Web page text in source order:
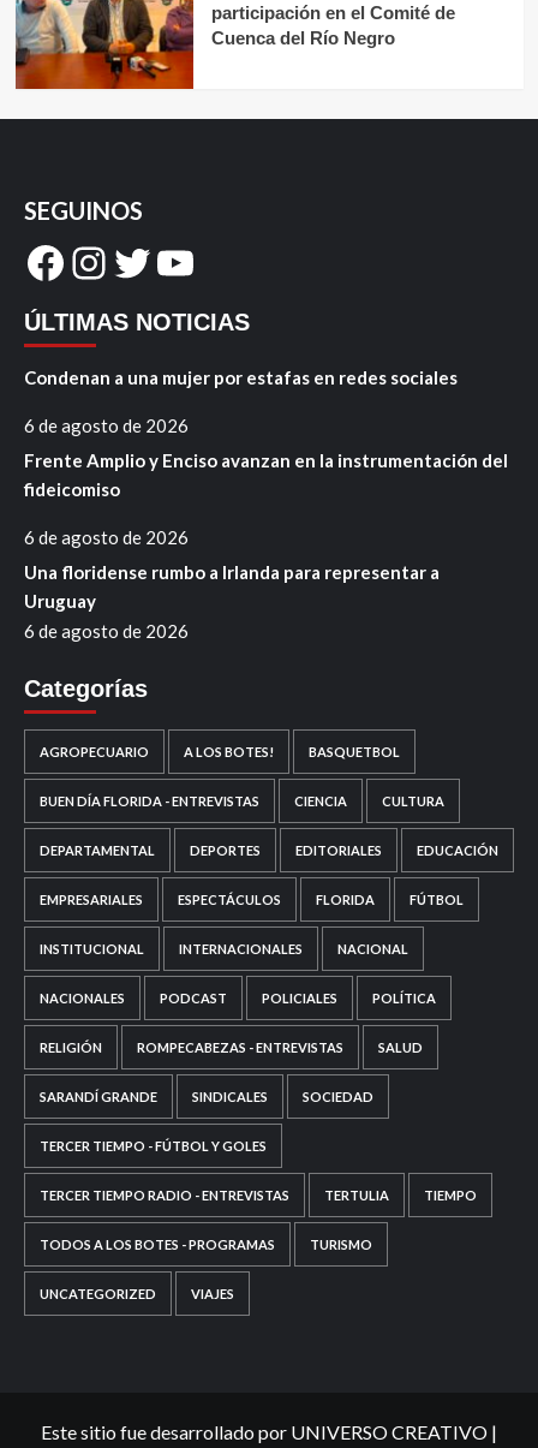
participación en el Comité de
Cuenca del Río Negro
SEGUINOS
Facebook
Instagram
Twitter
YouTube
ÚLTIMAS NOTICIAS
Condenan a una mujer por estafas en redes sociales
6 de agosto de 2026
Frente Amplio y Enciso avanzan en la instrumentación del
fideicomiso
6 de agosto de 2026
Una floridense rumbo a Irlanda para representar a
Uruguay
6 de agosto de 2026
Categorías
AGROPECUARIO A LOS BOTES! BASQUETBOL
BUEN DÍA FLORIDA - ENTREVISTAS CIENCIA CULTURA
DEPARTAMENTAL DEPORTES EDITORIALES EDUCACIÓN
EMPRESARIALES ESPECTÁCULOS FLORIDA FÚTBOL
INSTITUCIONAL INTERNACIONALES NACIONAL
NACIONALES PODCAST POLICIALES POLÍTICA
RELIGIÓN ROMPECABEZAS - ENTREVISTAS SALUD
SARANDÍ GRANDE SINDICALES SOCIEDAD
TERCER TIEMPO - FÚTBOL Y GOLES
TERCER TIEMPO RADIO - ENTREVISTAS TERTULIA TIEMPO
TODOS A LOS BOTES - PROGRAMAS TURISMO
UNCATEGORIZED VIAJES
Este sitio fue desarrollado por UNIVERSO CREATIVO |